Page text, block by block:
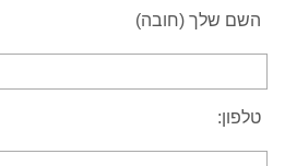
השם שלך (חובה)
טלפון: